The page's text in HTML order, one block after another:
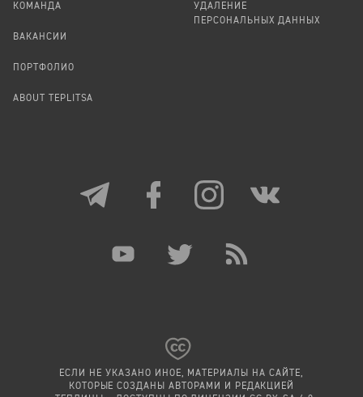
КОМАНДА
ВАКАНСИИ
ПОРТФОЛИО
ABOUT TEPLITSA
УДАЛЕНИЕ
ПЕРСОНАЛЬНЫХ ДАННЫХ
ЕСЛИ НЕ УКАЗАНО ИНОЕ, МАТЕРИАЛЫ НА САЙТЕ,
КОТОРЫЕ СОЗДАНЫ АВТОРАМИ И РЕДАКЦИЕЙ